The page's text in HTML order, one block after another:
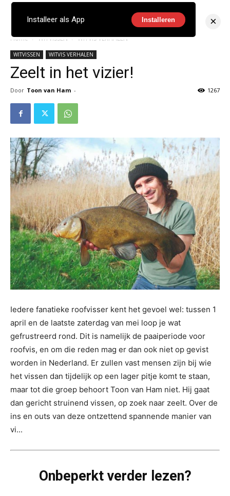
Home WITVISSEN WITVIS VERHALEN
WITVISSEN WITVIS VERHALEN
Zeelt in het vizier!
Door Toon van Ham - 1267
Iedere fanatieke roofvisser kent het gevoel wel: tussen 1
april en de laatste zaterdag van mei loop je wat
gefrustreerd rond. Dit is namelijk de paaiperiode voor
roofvis, en om die reden mag er dan ook niet op gevist
worden in Nederland. Er zullen vast mensen zijn bij wie
het vissen dan tijdelijk op een lager pitje komt te staan,
maar tot die groep behoort Toon van Ham niet. Hij gaat
dan gericht struinend vissen, op zoek naar zeelt. Over de
ins en outs van deze ontzettend spannende manier van
vi...
Onbeperkt verder lezen?
Installeer als App Installeren ×